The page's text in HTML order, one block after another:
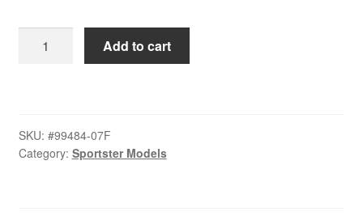
2007
Sportster
#99484-
Add to cart
SKU: #99484-07F
Category: Sportster Models